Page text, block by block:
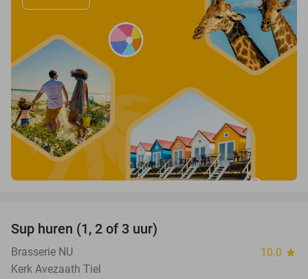
Sup huren (1, 2 of 3 uur)
Brasserie NU 10.0 star
Kerk Avezaath Tiel